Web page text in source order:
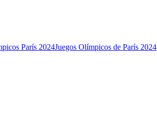
París 2024Juegos Olímpicos de París 2024